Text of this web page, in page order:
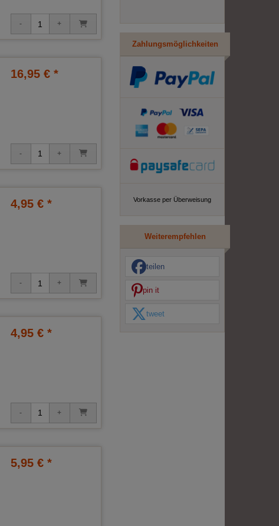
16,95 € *
4,95 € *
4,95 € *
5,95 € *
Zahlungsmöglichkeiten
Vorkasse per Überweisung
Weiterempfehlen
teilen
pin it
tweet